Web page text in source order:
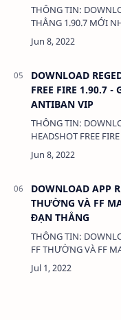
THÔNG TIN: DOWNLOAD FF REGEDIT ĐẠN
THẲNG 1.90.7 MỚI NHẤT! DUNG
LINK: (adsbygoogle = window.adsbygoogle ||
DOWNLOAD
FREE FIRE 1.90.7 -
ANTIBAN VIP
THÔNG TIN: DOWNLOAD REGEDIT AUTO
HEADSHOT FREE
ANTIBAN VIP DUNG LƯỢNG: 1 MB LINK:
(adsbygoogle =
DOWNLOAD APP
THƯỜNG VÀ FF
ĐẠN THẲNG
THÔNG TIN: DOWNLOAD APP REGEDIT INJECTOR
FF THƯỜNG VÀ FF
THẲNG DUNG LƯỢNG: 1 MB LINK:
(adsbygoogle =